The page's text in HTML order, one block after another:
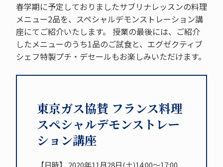
春学期に予定しておりましたサブリナレッスンの料理
メニュー2品を、スペシャルデモンストレーション講
座にてご紹介いたします。 授業の最後には、ご紹介
したメニューのうち1品のご試食と、エグゼクティブ
シェフ特製プチ・デセールもお楽しみいただけます。
東京ガス協賛 フランス料理
スペシャルデモンストレー
ション講座
【日時】 2020年11月28日(土)14:00～17:00